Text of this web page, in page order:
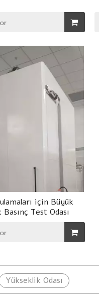
Test Odası
için Büyük
Test Odası
Yükseklik Odası